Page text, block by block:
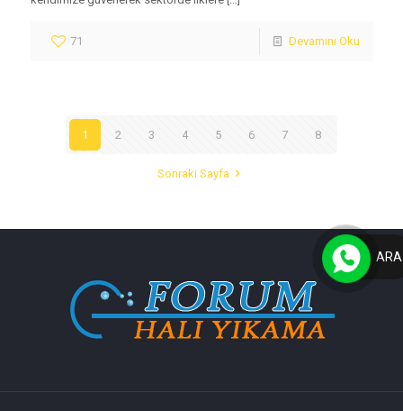
71 Devamını Oku
1 2 3 4 5 6 7 8
Sonraki Sayfa
ARA